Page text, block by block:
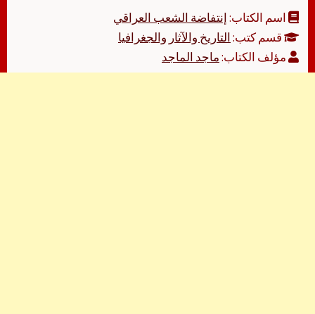
اسم الكتاب:إنتفاضة الشعب العراقي
قسم كتب:التاريخ والآثار والجغرافيا
مؤلف الكتاب:ماجد الماجد